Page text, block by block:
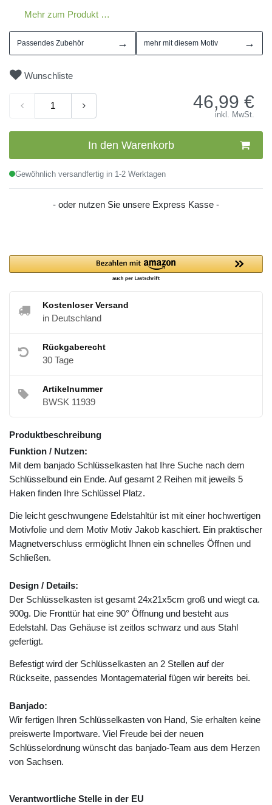
Mehr zum Produkt …
Passendes Zubehör → mehr mit diesem Motiv →
Wunschliste
46,99 €
inkl. MwSt.
In den Warenkorb
Gewöhnlich versandfertig in 1-2 Werktagen
- oder nutzen Sie unsere Express Kasse -
Kostenloser Versand
in Deutschland
Rückgaberecht
30 Tage
Artikelnummer
BWSK 11939
Produktbeschreibung
Funktion / Nutzen:
Mit dem banjado Schlüsselkasten hat Ihre Suche nach dem
Schlüsselbund ein Ende. Auf gesamt 2 Reihen mit jeweils 5
Haken finden Ihre Schlüssel Platz.
Die leicht geschwungene Edelstahltür ist mit einer hochwertigen
Motivfolie und dem Motiv Motiv Jakob kaschiert. Ein praktischer
Magnetverschluss ermöglicht Ihnen ein schnelles Öffnen und
Schließen.
Design / Details:
Der Schlüsselkasten ist gesamt 24x21x5cm groß und wiegt ca.
900g. Die Fronttür hat eine 90° Öffnung und besteht aus
Edelstahl. Das Gehäuse ist zeitlos schwarz und aus Stahl
gefertigt.
Befestigt wird der Schlüsselkasten an 2 Stellen auf der
Rückseite, passendes Montagematerial fügen wir bereits bei.
Banjado:
Wir fertigen Ihren Schlüsselkasten von Hand, Sie erhalten keine
preiswerte Importware. Viel Freude bei der neuen
Schlüsselordnung wünscht das banjado-Team aus dem Herzen
von Sachsen.
Verantwortliche Stelle in der EU